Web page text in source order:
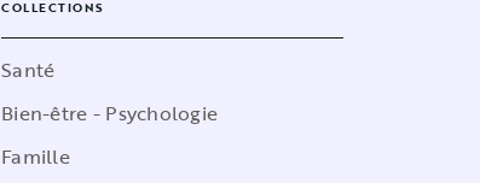
COLLECTIONS
Santé
Bien-être - Psychologie
Famille